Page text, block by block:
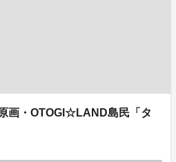
画・OTOGI☆LAND島民「タ